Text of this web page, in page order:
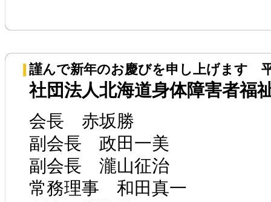
謹んで新年のお慶びを申し上げます
社団法人北海道身体障害者福
会長 赤坂勝
副会長 政田一美
副会長 瀧山征治
常務理事 和田真一